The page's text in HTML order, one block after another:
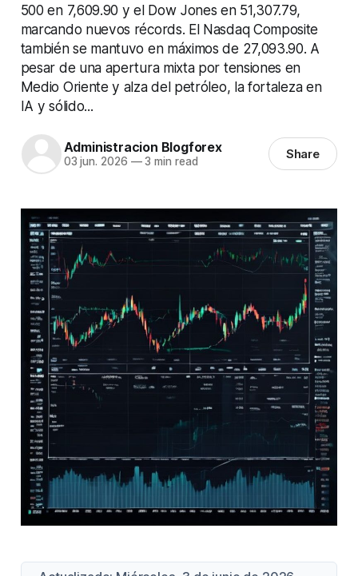
500 en 7,609.90 y el Dow Jones en 51,307.79,
marcando nuevos récords. El Nasdaq Composite
también se mantuvo en máximos de 27,093.90. A
pesar de una apertura mixta por tensiones en
Medio Oriente y alza del petróleo, la fortaleza en
IA y sólido...
Administracion Blogforex
03 jun. 2026 —3 min read Share